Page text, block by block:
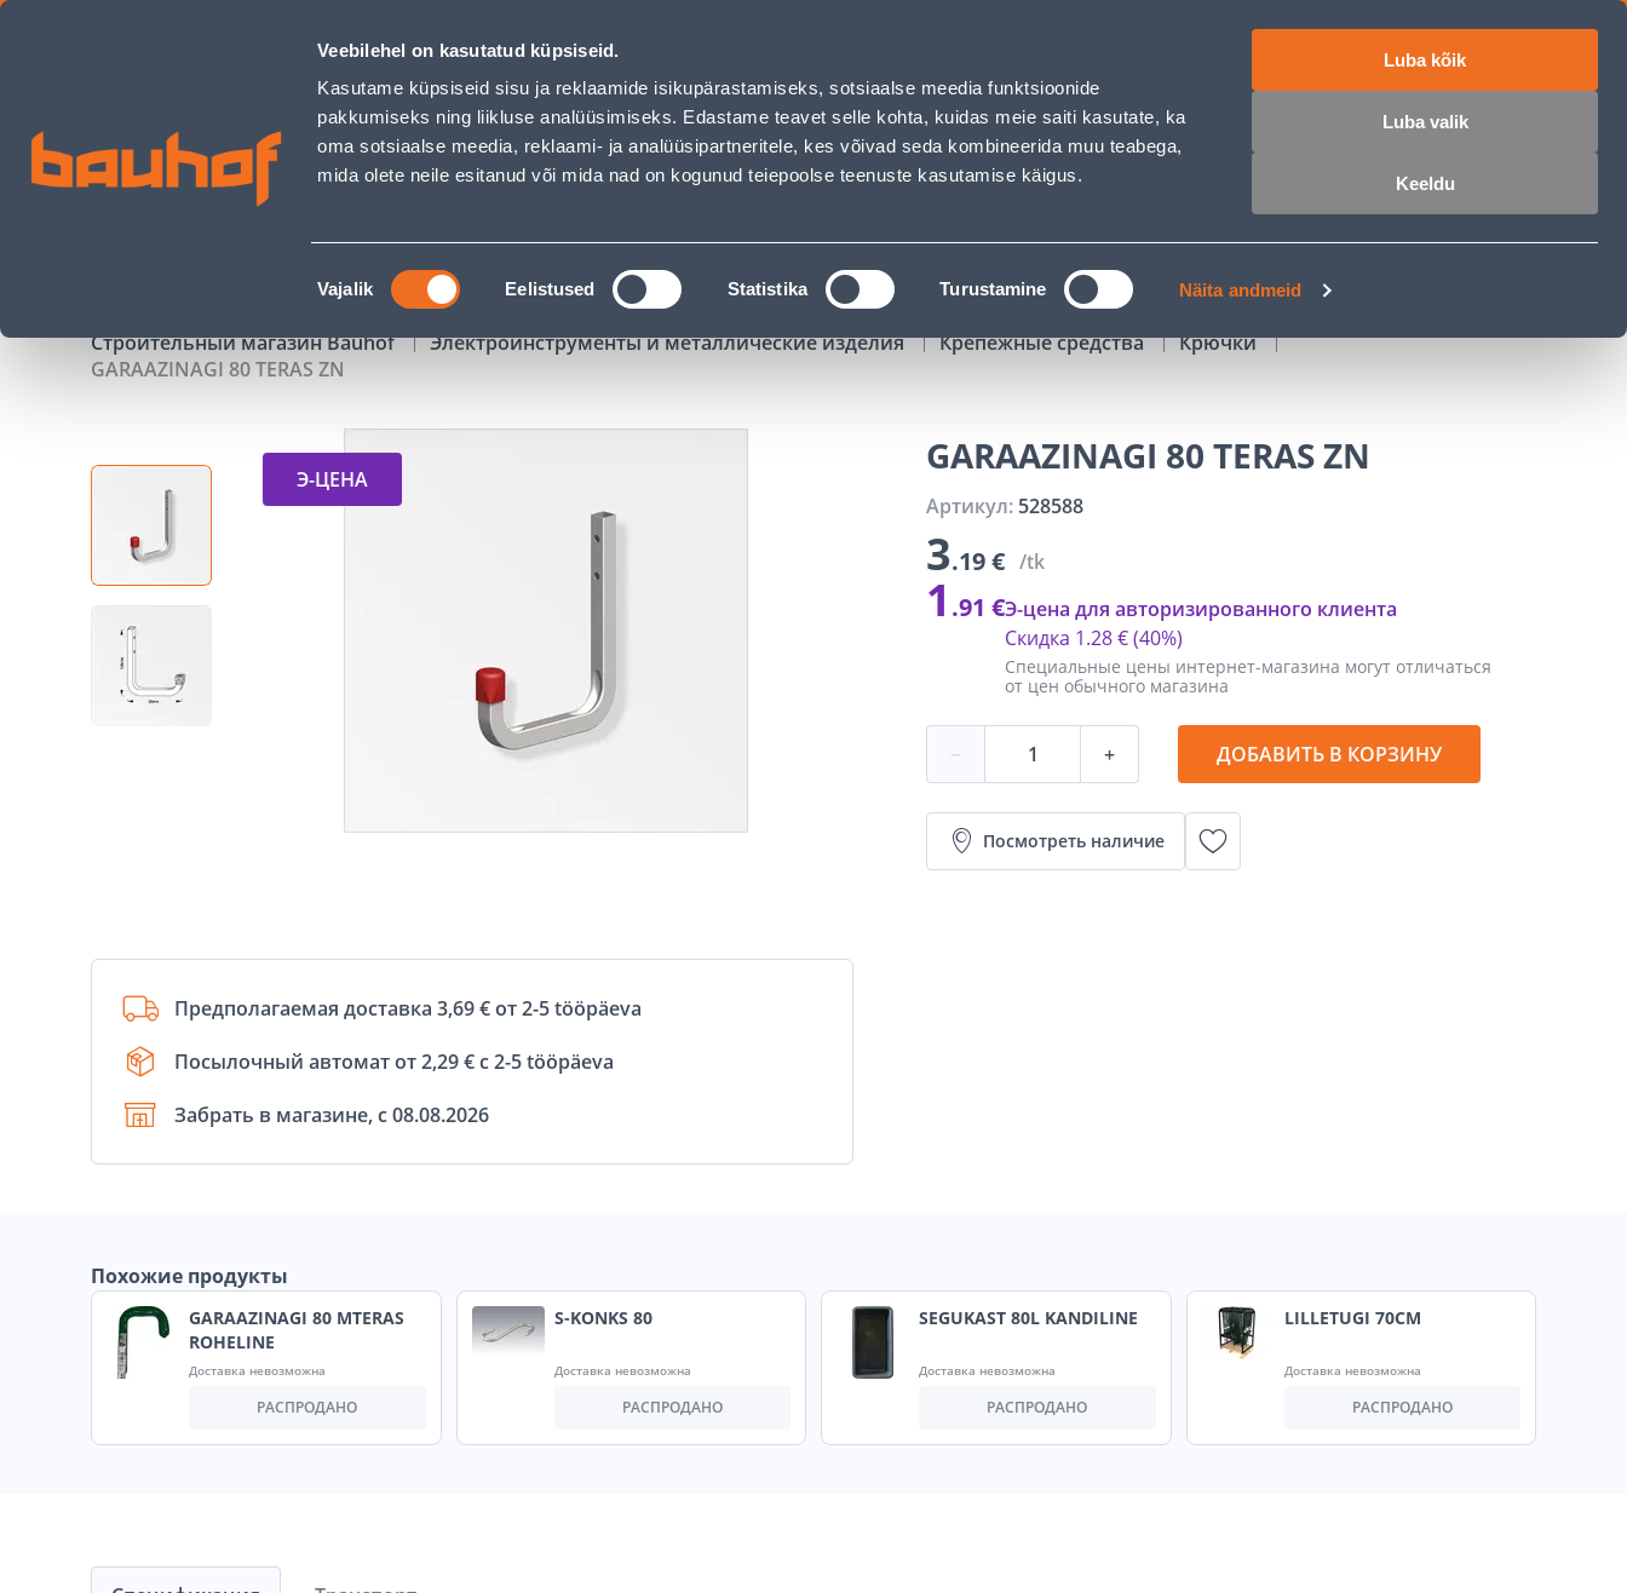
Veebilehel on kasutatud küpsiseid.
Kasutame küpsiseid sisu ja reklaamide isikupärastamiseks, sotsiaalse meedia funktsioonide
pakkumiseks ning liikluse analüüsimiseks. Edastame teavet selle kohta, kuidas meie saiti kasutate, ka
oma sotsiaalse meedia, reklaami- ja analüüsipartneritele, kes võivad seda kombineerida muu teabega,
mida olete neile esitanud või mida nad on kogunud teiepoolse teenuste kasutamise käigus.
Nõusoleku
valik
Vajalik Eelistused Statistika Turustamine Näita andmeid
Luba kõik
Luba valik
Keeldu
GARAAZINAGI 80 TERAS ZN - Bauhof has loaded
Обслуживание бизнес-клиентов Обслуживание частных клиентов Услуги Предложения о работе
ПОИСК
АКЦИИ КАТАЛОГИ АРЕНДА ИНСТРУМЕНТОВ РАССРОЧКА
Строительный магазин Bauhof Электроинструменты и металлические изделия Крепежные средства
Крючки
GARAAZINAGI 80 TERAS ZN
Э-ЦЕНА
Предполагаемая доставка 3,69 € от 2-5 tööpäeva
Посылочный автомат от 2,29 € с 2-5 tööpäeva
Забрать в магазине, с 08.08.2026
GARAAZINAGI 80 TERAS ZN
Артикул: 528588
3.19 € /tk
1 .91 €
Специальные цены интернет-магазина могут отличаться
от цен обычного магазина
Скидка 1.28 €(40%)
Э-цена для авторизированного клиента
− + ДОБАВИТЬ В КОРЗИНУ
Посмотреть наличие
Похожие продукты
GARAAZINAGI 80 MTERAS
ROHELINE
Доставка невозможна
РАСПРОДАНО
S-KONKS 80
Доставка невозможна
РАСПРОДАНО
SEGUKAST 80L KANDILINE
Доставка невозможна
РАСПРОДАНО
LILLETUGI 70CM
Доставка невозможна
РАСПРОДАНО